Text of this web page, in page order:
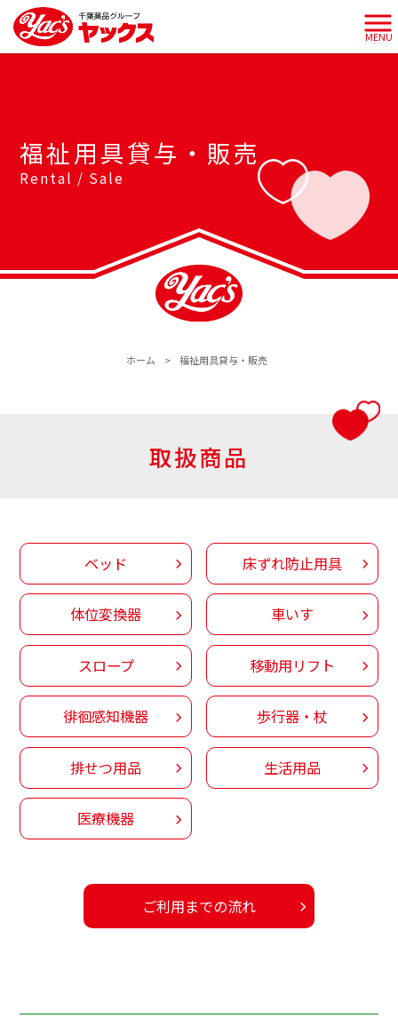
MENU
福祉用具貸与・販売
Rental / Sale
ホーム > 福祉用具貸与・販売
取扱商品
ベッド 床ずれ防止用具
体位変換器 車いす
スロープ 移動用リフト
徘徊感知機器 歩行器・杖
排せつ用品 生活用品
医療機器
ご利用までの流れ